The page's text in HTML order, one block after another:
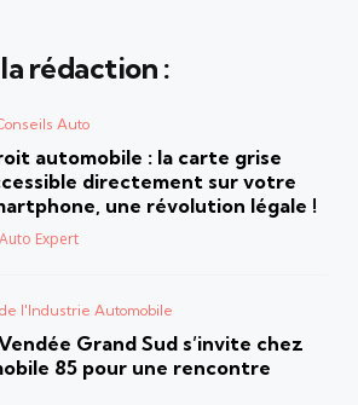
rédaction :
Auto
automobile : la carte grise
directement sur votre
une révolution légale !
Auto Expert
l'Industrie Automobile
Grand Sud s’invite chez
85 pour une rencontre